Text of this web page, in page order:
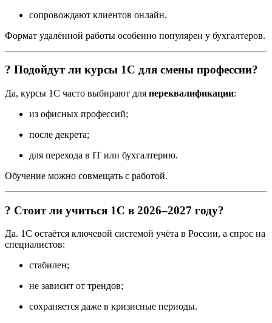
сопровождают клиентов онлайн.
Формат удалённой работы особенно популярен у бухгалтеров.
? Подойдут ли курсы 1С для смены профессии?
Да, курсы 1С часто выбирают для переквалификации:
из офисных профессий;
после декрета;
для перехода в IT или бухгалтерию.
Обучение можно совмещать с работой.
? Стоит ли учиться 1С в 2026–2027 году?
Да. 1С остаётся ключевой системой учёта в России, а спрос на
специалистов:
стабилен;
не зависит от трендов;
сохраняется даже в кризисные периоды.